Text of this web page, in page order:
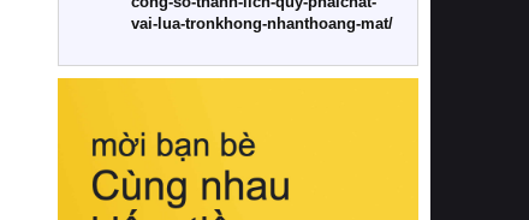
liệu tự nhiên đến công nghệ dệt
nhuộm hiện đại không chứa hóa chất
này, bạn sẽ cảm nhận rõ rệt sự khác
hồi chuẩn xác của phần đệm nâng đỡ
cột sống.
Bên cạnh đó, việc lựa chọn các dòng
vai-lua-tronkhong-nhanthoang-mat/